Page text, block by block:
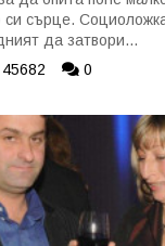
си сърце.
да затвори...
45682 0